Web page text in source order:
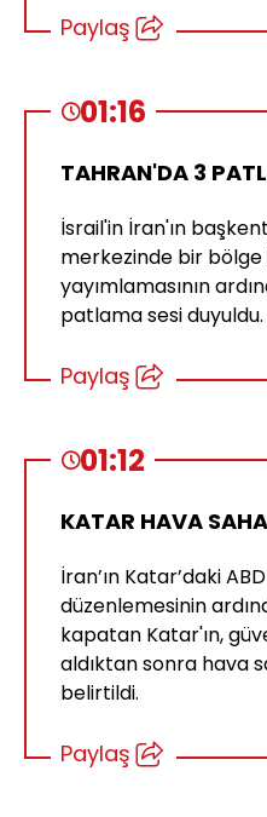
Paylaş
01:16
TAHRAN'DA 3
İsrail'in İran'ın
merkezinde bir
yayımlamasının
patlama sesi duyuldu.
Paylaş
01:12
KATAR HAVA
İran’ın Katar’daki
düzenlemesinin
kapatan Katar'ın,
aldıktan sonra hava
belirtildi.
Paylaş